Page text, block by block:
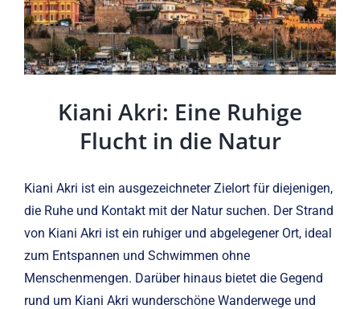
Kiani Akri: Eine Ruhige
Flucht in die Natur
Kiani Akri ist ein ausgezeichneter Zielort für diejenigen,
die Ruhe und Kontakt mit der Natur suchen. Der Strand
von Kiani Akri ist ein ruhiger und abgelegener Ort, ideal
zum Entspannen und Schwimmen ohne
Menschenmengen. Darüber hinaus bietet die Gegend
rund um Kiani Akri wunderschöne Wanderwege und